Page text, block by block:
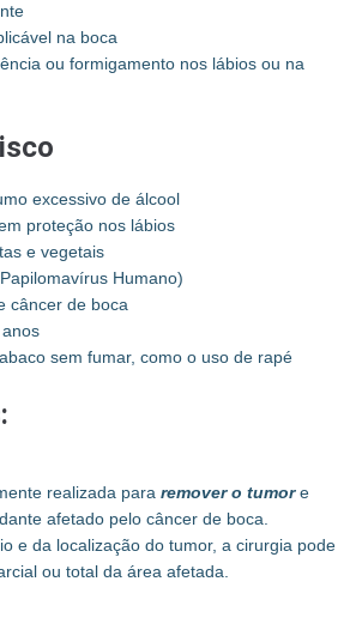
na boca
ou formigamento nos lábios ou na
excessivo de álcool
proteção nos lábios
e vegetais
Humano)
câncer de boca
sem fumar, como o uso de rapé
realizada para remover o tumore
afetado pelo câncer de boca.
e da localização do tumor, a cirurgia pode
ou total da área afetada.